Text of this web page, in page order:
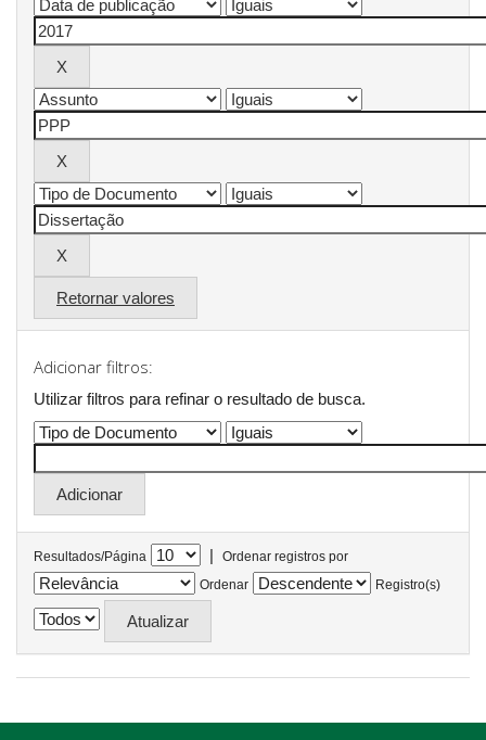
Retornar valores
Adicionar filtros:
Utilizar filtros para refinar o resultado de busca.
Resultados/Página |
Ordenar registros por
Ordenar
Registro(s)